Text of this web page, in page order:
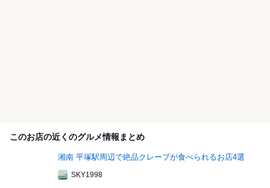
このお店の近くのグルメ情報まとめ
湘南 平塚駅周辺で絶品クレープが食べられるお店4選
SKY1998